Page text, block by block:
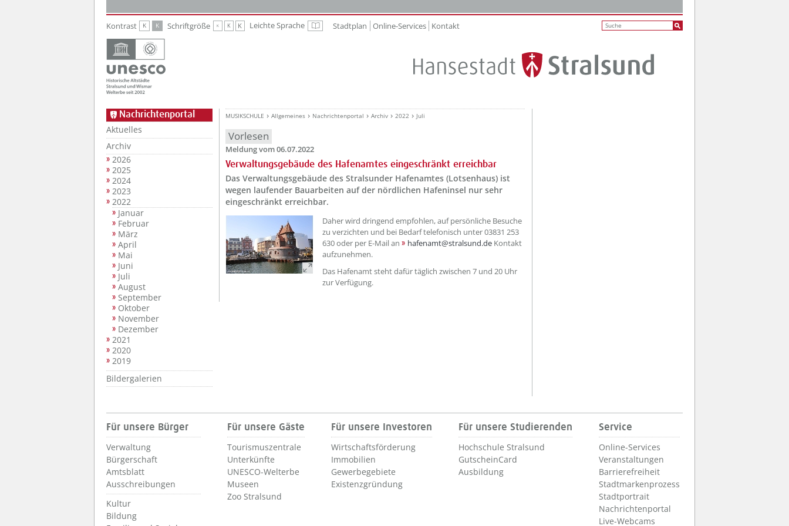
Kontrast K K Schriftgröße K K K Leichte Sprache Leichte Sprache
Stadtplan Online-Services Kontakt
Nachrichtenportal
Aktuelles
Archiv
2026
2025
2024
2023
2022
Januar
Februar
März
April
Mai
Juni
Juli
August
September
Oktober
November
Dezember
2021
2020
2019
Bildergalerien
MUSIKSCHULE Allgemeines Nachrichtenportal Archiv 2022 Juli
Vorlesen
Meldung vom 06.07.2022
Verwaltungsgebäude des Hafenamtes eingeschränkt erreichbar
Das Verwaltungsgebäude des Stralsunder Hafenamtes (Lotsenhaus) ist
wegen laufender Bauarbeiten auf der nördlichen Hafeninsel nur sehr
eingeschränkt erreichbar.
??? absaetzeOben[1]/titel ???
Daher wird dringend empfohlen, auf persönliche Besuche
zu verzichten und bei Bedarf telefonisch unter 03831 253
630 oder per E-Mail an
hafenamt@stralsund.de Kontakt
aufzunehmen.
Das Hafenamt steht dafür täglich zwischen 7 und 20 Uhr
zur Verfügung.
Für unsere Bürger
Verwaltung
Bürgerschaft
Amtsblatt
Ausschreibungen
Kultur
Bildung
Für unsere Gäste
Tourismuszentrale
Unterkünfte
UNESCO-Welterbe
Museen
Zoo Stralsund
Für unsere Investoren
Wirtschaftsförderung
Immobilien
Gewerbegebiete
Existenzgründung
Für unsere Studierenden
Hochschule Stralsund
GutscheinCard
Ausbildung
Service
Online-Services
Veranstaltungen
Barrierefreiheit
Stadtmarkenprozess
Stadtportrait
Nachrichtenportal
Live-Webcams